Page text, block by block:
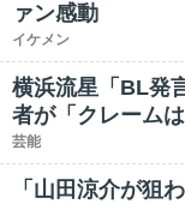
ァン感動
イケメン
横浜流星「BL発
者が「クレーム
芸能
「山田涼介が狙